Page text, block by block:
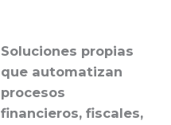
Soluciones propias
que automatizan
procesos
financieros, fiscales,